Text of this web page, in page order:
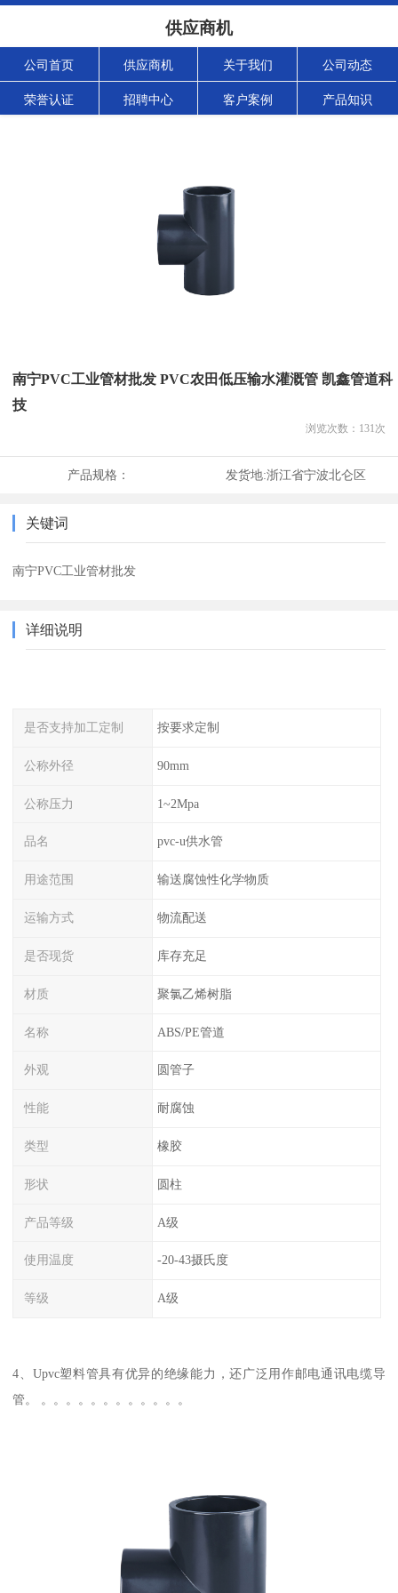
供应商机
公司首页 供应商机 关于我们 公司动态
荣誉认证 招聘中心 客户案例 产品知识
南宁PVC工业管材批发 PVC农田低压输水灌溉管 凯鑫管道科
技
浏览次数： 131次
产品规格： 发货地:浙江省宁波北仑区
关键词
南宁PVC工业管材批发
详细说明
是否支持加工定制 按要求定制
公称外径 90mm
公称压力 1~2Mpa
品名 pvc-u供水管
用途范围 输送腐蚀性化学物质
运输方式 物流配送
是否现货 库存充足
材质 聚氯乙烯树脂
名称 ABS/PE管道
外观 圆管子
性能 耐腐蚀
类型 橡胶
形状 圆柱
产品等级 A级
使用温度 -20-43摄氏度
等级 A级
4、Upvc塑料管具有优异的绝缘能力，还广泛用作邮电通讯电缆导
管。 。。。。。。。。。。。。